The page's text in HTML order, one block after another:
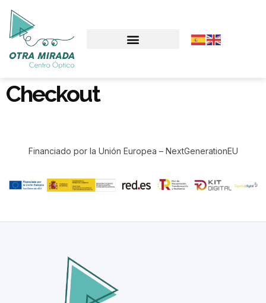
Checkout
Financiado por la Unión Europea – NextGenerationEU